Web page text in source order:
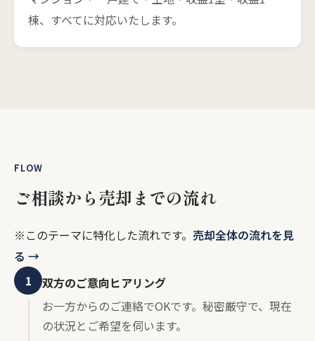
棟、すべてに対応いたします。
FLOW
ご相談から売却までの流れ
※このテーマに特化した流れです。 売却全体の流れを見
る →
1
双方のご意向ヒアリング
お一方からのご連絡でOKです。秘密厳守で、現在
の状況とご希望を伺います。